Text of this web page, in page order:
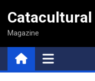
contenido
Catacultural
Magazine